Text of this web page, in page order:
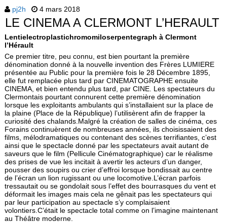
pj2h 4 mars 2018
LE CINEMA A CLERMONT L’HERAULT
Lentielectroplastichromomiloserpentegraph à Clermont
l’Hérault
Ce premier titre, peu connu, est bien pourtant la première
dénomination donné à la nouvelle invention des Frères LUMIERE
présentée au Public pour la première fois le 28 Décembre 1895,
elle fut remplacée plus tard par CINEMATOGRAPHE ensuite
CINEMA, et bien entendu plus tard, par CINE. Les spectateurs du
Clermontais pourtant connurent cette première dénomination
lorsque les exploitants ambulants qui s’installaient sur la place de
la plaine (Place de la République) l’utilisèrent afin de frapper la
curiosité des chalands.Malgré la création de salles de cinéma, ces
Forains continuèrent de nombreuses années, ils choisissaient des
films, mélodramatiques ou contenant des scènes terrifiantes, c’est
ainsi que le spectacle donné par les spectateurs avait autant de
saveurs que le film (Pellicule Cinématographique) car le réalisme
des prises de vue les incitait à avertir les acteurs d’un danger,
pousser des soupirs ou crier d’effroi lorsque bondissait au centre
de l’écran un lion rugissant ou une locomotive.L’écran parfois
tressautait ou se gondolait sous l’effet des bourrasques du vent et
déformait les images mais cela ne gênait pas les spectateurs qui
par leur participation au spectacle s’y complaisaient
volontiers.C’était le spectacle total comme on l’imagine maintenant
au Théâtre moderne.